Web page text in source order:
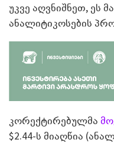
უკვე აღვნიშნეთ, ეს
ანალიტიკოსების
კორექტირებულმა
$2.44-ს მიაღწია